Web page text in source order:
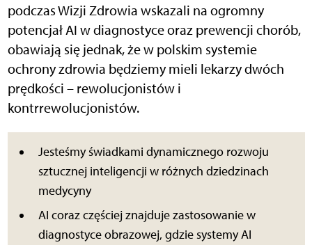
podczas Wizji Zdrowia wskazali na ogromny
potencjał AI w diagnostyce oraz prewencji chorób,
obawiają się jednak, że w polskim systemie
ochrony zdrowia będziemy mieli lekarzy dwóch
prędkości – rewolucjonistów i
kontrrewolucjonistów.
Jesteśmy świadkami dynamicznego rozwoju
sztucznej inteligencji w różnych dziedzinach
medycyny
AI coraz częściej znajduje zastosowanie w
diagnostyce obrazowej, gdzie systemy AI